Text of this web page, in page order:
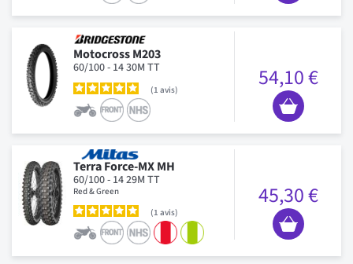
Motocross M203
60/100 - 14 30M TT
1 avis 54,10 €
Terra Force-MX MH
60/100 - 14 29M TT
Red & Green
1 avis
45,30 €